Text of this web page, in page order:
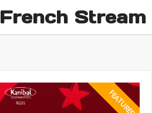
French Stream